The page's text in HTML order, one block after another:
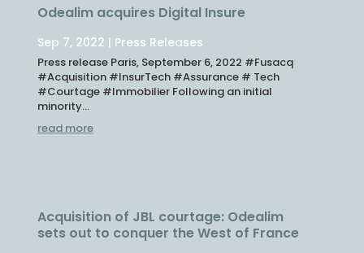
Odealim acquires Digital Insure
Sep 7, 2022 | Press Releases
Press release Paris, September 6, 2022 #Fusacq
#Acquisition #InsurTech #Assurance # Tech
#Courtage #Immobilier Following an initial
minority...
read more
Acquisition of JBL courtage: Odealim
sets out to conquer the West of France